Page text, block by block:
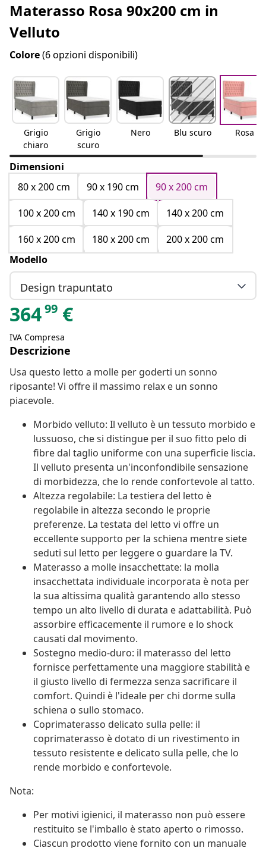
Materasso Rosa 90x200 cm in
Velluto
Colore(6 opzioni disponibili)
Grigio
chiaro
Grigio
scuro
Nero Blu scuro Rosa
Dimensioni
80 x 200 cm
90 x 190 cm
90 x 200 cm
100 x 200 cm
140 x 190 cm
140 x 200 cm
160 x 200 cm
180 x 200 cm
200 x 200 cm
Modello
Design trapuntato
36499 €
IVA Compresa
Descrizione
Usa questo letto a molle per goderti un sonno
riposante! Vi offre il massimo relax e un sonno
piacevole.
Morbido velluto: Il velluto è un tessuto morbido e
lussuoso, che si distingue per il suo fitto pelo di
fibre dal taglio uniforme con una superficie liscia.
Il velluto presenta un'inconfondibile sensazione
di morbidezza, che lo rende confortevole al tatto.
Altezza regolabile: La testiera del letto è
regolabile in altezza secondo le proprie
preferenze. La testata del letto vi offre un
eccellente supporto per la schiena mentre siete
seduti sul letto per leggere o guardare la TV.
Materasso a molle insacchettate: la molla
insacchettata individuale incorporata è nota per
la sua altissima qualità garantendo allo stesso
tempo un alto livello di durata e adattabilità. Può
assorbire efficacemente il rumore e lo shock
causati dal movimento.
Sostegno medio-duro: il materasso del letto
fornisce perfettamente una maggiore stabilità e
il giusto livello di fermezza senza sacrificare il
comfort. Quindi è l'ideale per chi dorme sulla
schiena o sullo stomaco.
Coprimaterasso delicato sulla pelle: il
coprimaterasso è dotato di un rivestimento in
tessuto resistente e delicato sulla pelle, che lo
rende morbido e confortevole.
Nota:
Per motivi igienici, il materasso non può essere
restituito se l'imballo è stato aperto o rimosso.
Ciascun prodotto viene fornito con un manuale